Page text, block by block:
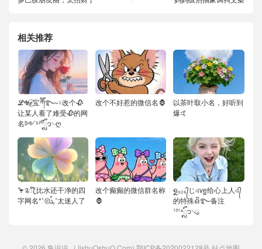
相关推荐
ℒᎭℯ⃝宝ཀོོ࿐˶⍤改个🥀
让某人看了难受🥀的网
名༻⁵²⁰ᬽ࿙ღ
改个不好惹的微信名🦍
以茶叶取小名，好听到
爆🤙
🦩༉ꦿ໊ 比水还干净的四
字网名*˚𑁍ࠬܓ˚太迷人了
改个癫癫的微信群名称
🦍
໑ຼₒ₂₆᭄じএve͇给心上人এ᭄
的特殊ഒᩚ࿐备注
¹³¹⁴ᬽ࿙ུ